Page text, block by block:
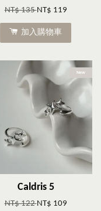
NT$ 135NT$ 119
加入購物車
New
Caldris 5
NT$ 122NT$ 109